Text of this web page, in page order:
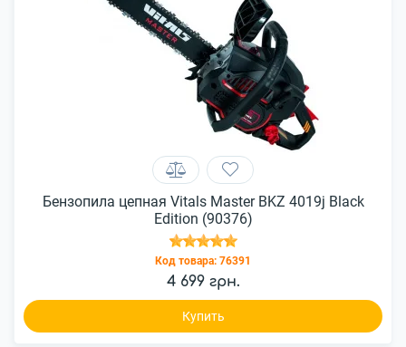
Бензопила цепная Vitals Master BKZ 4019j Black
Edition (90376)
Код товара: 76391
4 699 грн.
Купить